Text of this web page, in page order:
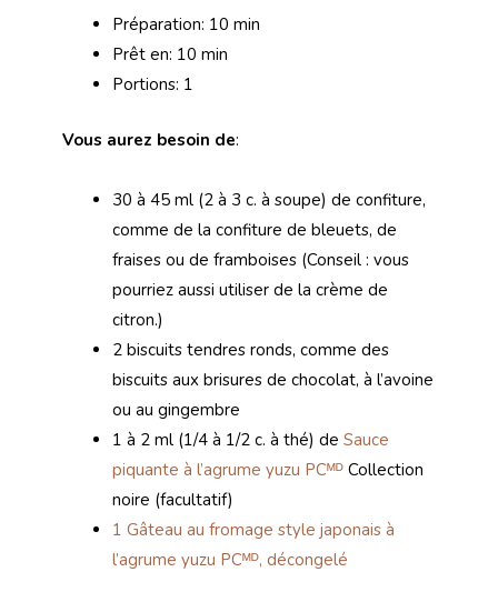
Préparation: 10 min
Prêt en: 10 min
Portions: 1
Vous aurez besoin de:
30 à 45 ml (2 à 3 c. à soupe) de confiture,
comme de la confiture de bleuets, de
fraises ou de framboises (Conseil : vous
pourriez aussi utiliser de la crème de
citron.)
2 biscuits tendres ronds, comme des
biscuits aux brisures de chocolat, à l’avoine
ou au gingembre
1 à 2 ml (1/4 à 1/2 c. à thé) de Sauce
piquante à l’agrume yuzu PCᴹᴰ Collection
noire (facultatif)
1 Gâteau au fromage style japonais à
l’agrume yuzu PCᴹᴰ, décongelé